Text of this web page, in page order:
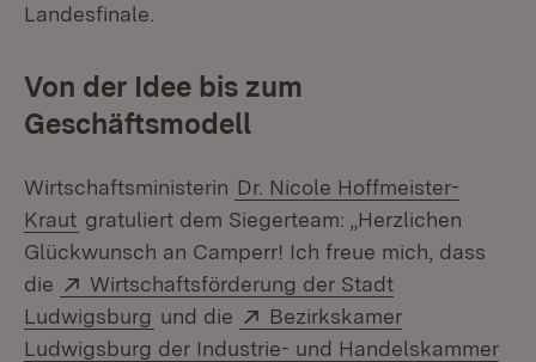
Landesfinale.
Von der Idee bis zum
Geschäftsmodell
Wirtschaftsministerin Dr. Nicole Hoffmeister-
Kraut gratuliert dem Siegerteam: „Herzlichen
Glückwunsch an Camperr! Ich freue mich, dass
die
Extern:
Wirtschaftsförderung der Stadt
Ludwigsburg (Öffnet in neuem Fenster)
und die Extern:
Bezirkskamer
Ludwigsburg der Industrie- und Handelskammer